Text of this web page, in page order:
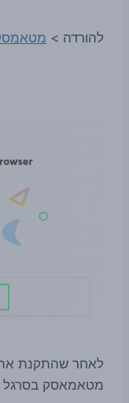
להורדה >
לאחר שהתקנת
מטאמאסק בסרגל